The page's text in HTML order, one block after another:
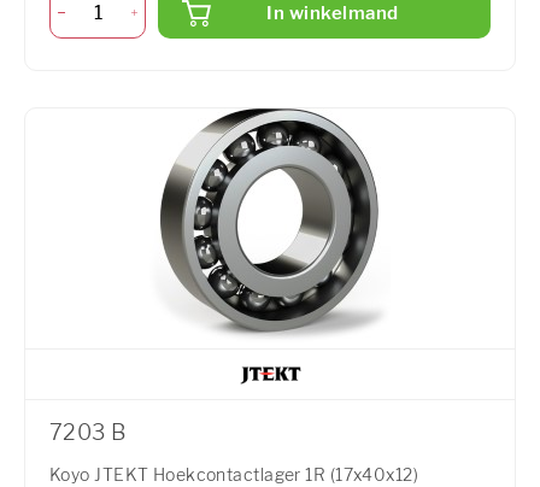
In winkelmand
7203 B
Koyo JTEKT Hoekcontactlager 1R (17x40x12)